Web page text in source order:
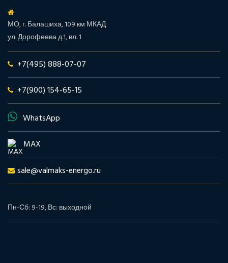
МО, г. Балашиха, 109 км МКАД
ул. Дорофеева д.1, вл. 1
+7(495) 888-07-07
+7(900) 154-65-15
WhatsApp
MAX
sale@valmaks-energo.ru
Пн-Сб: 9-19, Вс: выходной